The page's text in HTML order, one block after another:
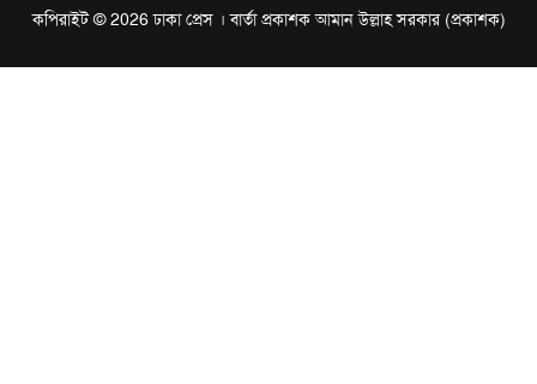
কপিরাইট © 2026 ঢাকা প্রেস । বার্তা প্রকাশক আমান উল্লাহ সরকার (প্রকাশক)